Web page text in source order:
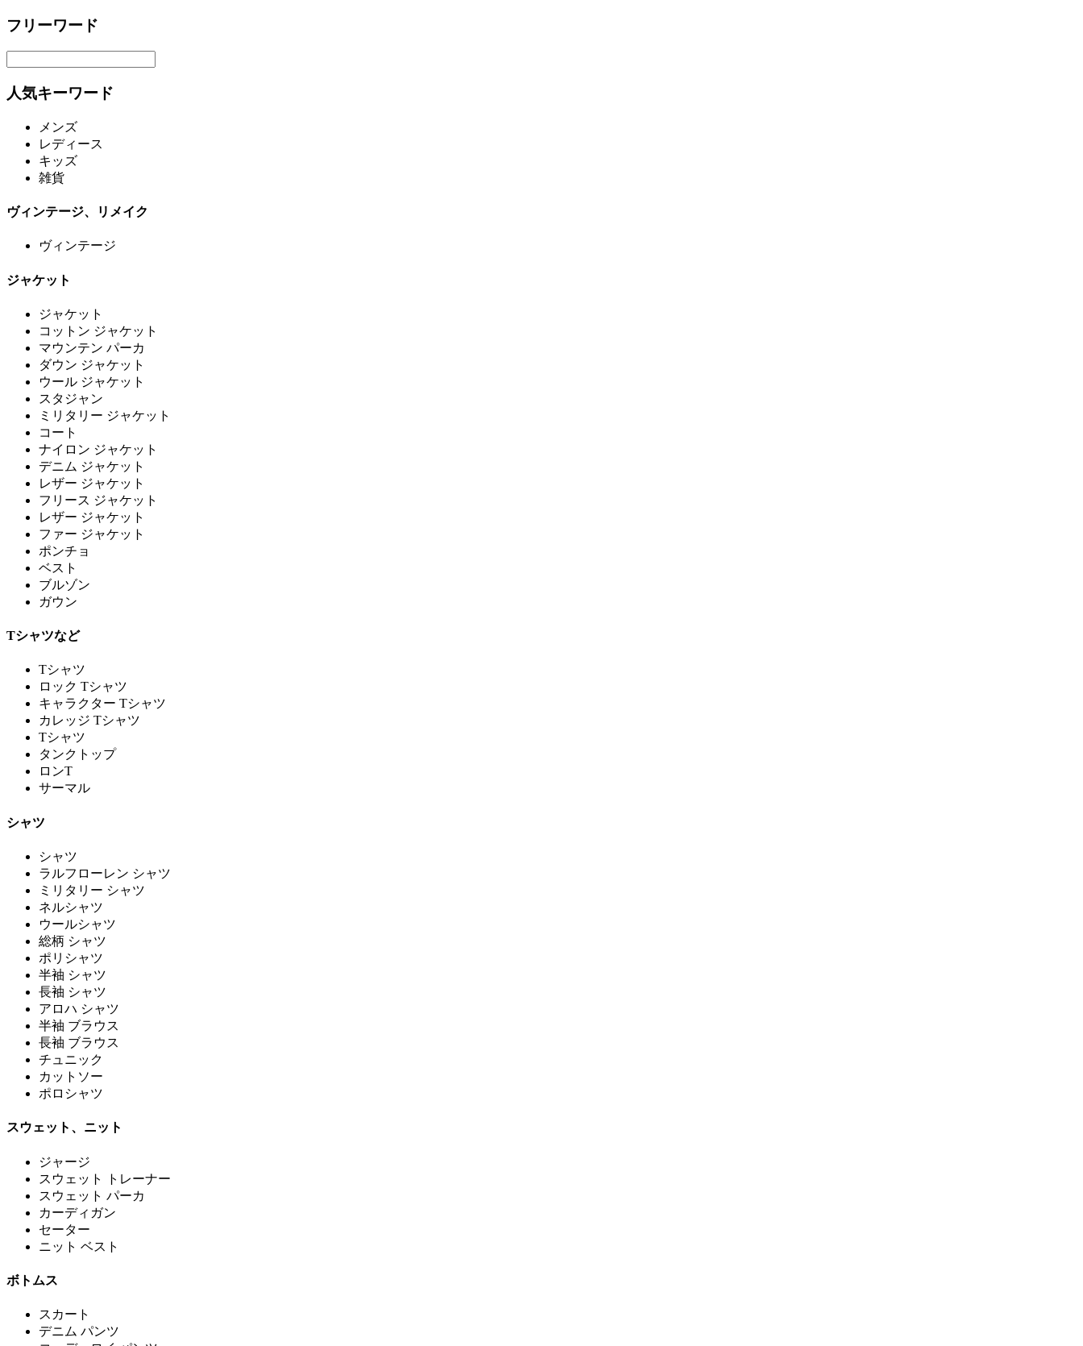
フリーワード
人気キーワード
メンズ
レディース
キッズ
雑貨
ヴィンテージ、リメイク
ヴィンテージ
ジャケット
ジャケット
コットン ジャケット
マウンテン パーカ
ダウン ジャケット
ウール ジャケット
スタジャン
ミリタリー ジャケット
コート
ナイロン ジャケット
デニム ジャケット
レザー ジャケット
フリース ジャケット
レザー ジャケット
ファー ジャケット
ポンチョ
ベスト
ブルゾン
ガウン
Tシャツなど
Tシャツ
ロック Tシャツ
キャラクター Tシャツ
カレッジ Tシャツ
Tシャツ
タンクトップ
ロンT
サーマル
シャツ
シャツ
ラルフローレン シャツ
ミリタリー シャツ
ネルシャツ
ウールシャツ
総柄 シャツ
ポリシャツ
半袖 シャツ
長袖 シャツ
アロハ シャツ
半袖 ブラウス
長袖 ブラウス
チュニック
カットソー
ポロシャツ
スウェット、ニット
ジャージ
スウェット トレーナー
スウェット パーカ
カーディガン
セーター
ニット ベスト
ボトムス
スカート
デニム パンツ